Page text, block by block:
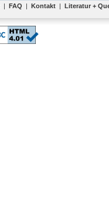
| FAQ | Kontakt | Literatur +